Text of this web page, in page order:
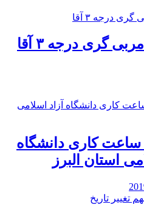
گری درجه ۳ آقا
کاری دانشگاه
استان البرز